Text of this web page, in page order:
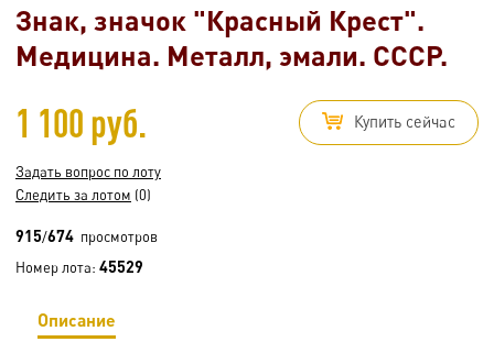
Знак, значок "Красный Крест".
Медицина. Металл, эмали. СССР.
1 100 руб. Купить сейчас
Задать вопрос по лоту
Следить за лотом (0)
915/674 просмотров
Номер лота: 45529
Описание